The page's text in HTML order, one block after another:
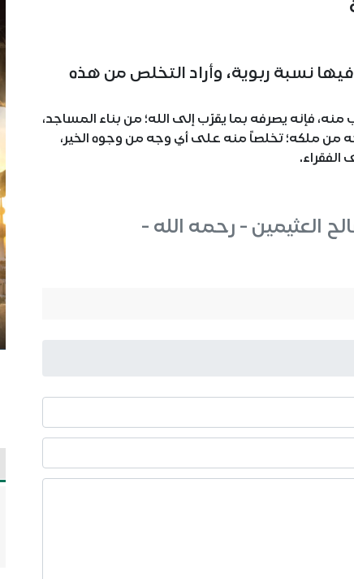
نسبة ربوية، وأراد التخلص من هذه
فإنه يصرفه بما يقرّب إلى الله؛ من بناء المساجد،
من ملكه؛ تخلصاً منه على أي وجه من وجوه الخير،
العثيمين - رحمه الله -